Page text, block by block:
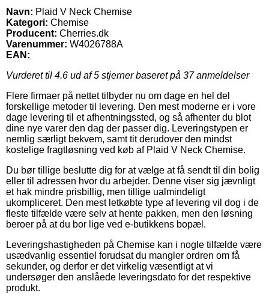
Navn: Plaid V Neck Chemise
Kategori: Chemise
Producent: Cherries.dk
Varenummer: W4026788A
EAN:
Vurderet til 4.6 ud af 5 stjerner baseret på 37anmeldelser
Flere firmaer på nettet tilbyder nu om dage en hel del
forskellige metoder til levering. Den mest moderne er i vore
dage levering til et afhentningssted, og så afhenter du blot
dine nye varer den dag der passer dig. Leveringstypen er
nemlig særligt bekvem, samt tit derudover den mindst
kostelige fragtløsning ved køb af Plaid V Neck Chemise.
Du bør tillige beslutte dig for at vælge at få sendt til din bolig
eller til adressen hvor du arbejder. Denne viser sig jævnligt
et hak mindre prisbillig, men tillige ualmindeligt
ukompliceret. Den mest letkøbte type af levering vil dog i de
fleste tilfælde være selv at hente pakken, men den løsning
beroer på at du bor lige ved e-butikkens bopæl.
Leveringshastigheden på Chemise kan i nogle tilfælde være
usædvanlig essentiel forudsat du mangler ordren om få
sekunder, og derfor er det virkelig væsentligt at vi
undersøger den anslåede leveringsdato for det respektive
produkt.